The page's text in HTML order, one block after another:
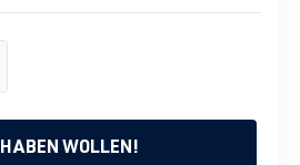
HABEN WOLLEN!